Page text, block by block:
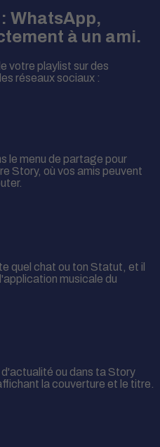
WhatsApp,
à un ami.
votre playlist sur des
réseaux sociaux :
le menu de partage pour
Story, où vos amis peuvent
quel chat ou ton Statut, et il
musicale du
ou dans ta Story
la couverture et le titre.